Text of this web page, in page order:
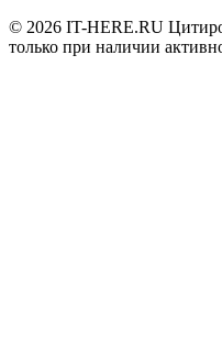
© 2026 IT-HERE.RU
только при наличии